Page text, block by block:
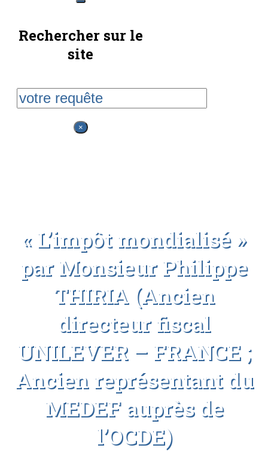
Rechercher sur le
site
Rechercher
×
« L’impôt mondialisé »
par Monsieur Philippe
THIRIA (Ancien
directeur fiscal
UNILEVER – FRANCE ;
Ancien représentant du
MEDEF auprès de
l’OCDE)